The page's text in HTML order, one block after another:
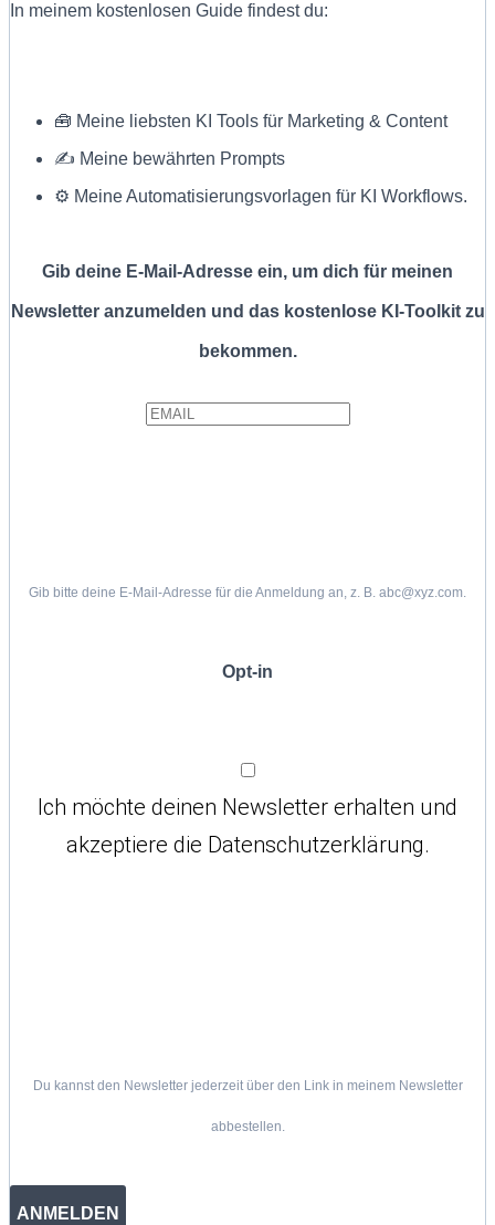
In meinem kostenlosen Guide findest du:
🧰 Meine liebsten KI Tools für Marketing & Content
✍ Meine bewährten Prompts
⚙️ Meine Automatisierungsvorlagen für KI Workflows.
Gib deine E-Mail-Adresse ein, um dich für meinen
Newsletter anzumelden und das kostenlose KI-Toolkit zu
bekommen.
Gib bitte deine E-Mail-Adresse für die Anmeldung an, z. B. abc@xyz.com.
Opt-in
Ich möchte deinen Newsletter erhalten und
akzeptiere die Datenschutzerklärung.
Du kannst den Newsletter jederzeit über den Link in meinem Newsletter
abbestellen.
ANMELDEN